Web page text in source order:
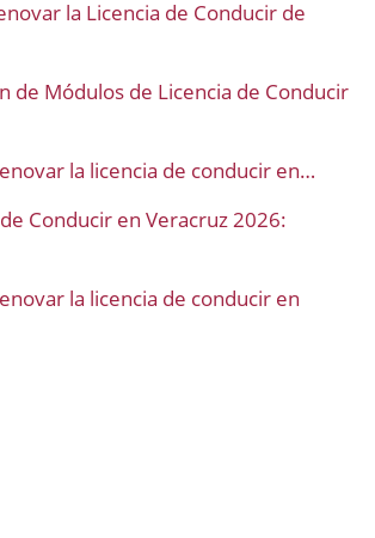
la Licencia de Conducir de
de Módulos de Licencia de Conducir
la licencia de conducir en…
Conducir en Veracruz 2026:
la licencia de conducir en